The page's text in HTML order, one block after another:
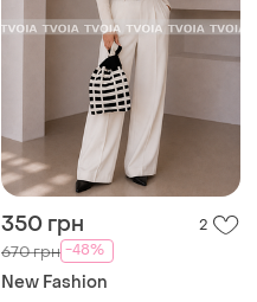
350 грн 2
670 грн -48%
New Fashion